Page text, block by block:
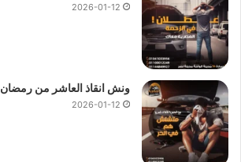
2026-01-12
ونش انقاذ العاشر من رمضان
2026-01-12